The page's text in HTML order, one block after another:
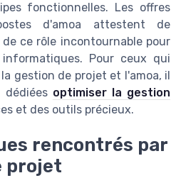
fonctionnelles. Les offres
d'amoa attestent de
ce rôle incontournable pour
Pour ceux qui
gestion de projet et l'amoa, il
dédiées optimiser la gestion
et des outils précieux.
rencontrés par
projet